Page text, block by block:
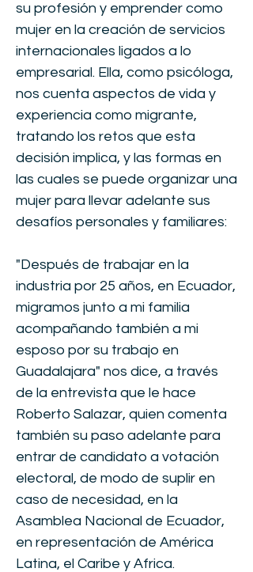
su profesión y emprender como
mujer en la creación de servicios
internacionales ligados a lo
empresarial. Ella, como psicóloga,
nos cuenta aspectos de vida y
experiencia como migrante,
tratando los retos que esta
decisión implica, y las formas en
las cuales se puede organizar una
mujer para llevar adelante sus
desafíos personales y familiares:
"Después de trabajar en la
industria por 25 años, en Ecuador,
migramos junto a mi familia
acompañando también a mi
esposo por su trabajo en
Guadalajara" nos dice, a través
de la entrevista que le hace
Roberto Salazar, quien comenta
también su paso adelante para
entrar de candidato a votación
electoral, de modo de suplir en
caso de necesidad, en la
Asamblea Nacional de Ecuador,
en representación de América
Latina, el Caribe y Africa.